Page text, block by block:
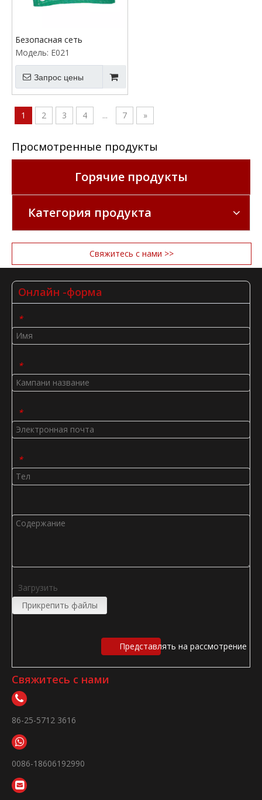
Безопасная сеть
Модель: E021
Запрос цены
1 2 3 4 ... 7 »
Просмотренные продукты
Горячие продукты
Категория продукта
Свяжитесь с нами >>
Онлайн -форма
*
*
*
*
Загрузить
Прикрепить файлы
Представлять на рассмотрение
Свяжитесь с нами
86-25-5712 3616
0086-18606192990